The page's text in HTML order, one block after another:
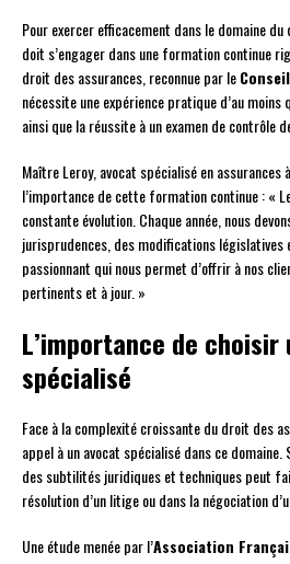
Pour exercer efficacement dans le domaine
doit s’engager dans une formation continue
droit des assurances, reconnue par le
nécessite une expérience pratique d’au moins
ainsi que la réussite à un examen de contrôle
Maître Leroy, avocat spécialisé en assurances
l’importance de cette formation continue : «
constante évolution. Chaque année, nous
jurisprudences, des modifications législatives
passionnant qui nous permet d’offrir à nos
pertinents et à jour. »
L’importance de choisir
spécialisé
Face à la complexité croissante du droit des
appel à un avocat spécialisé dans ce
des subtilités juridiques et techniques peut
résolution d’un litige ou dans la négociation
Une étude menée par l’Association